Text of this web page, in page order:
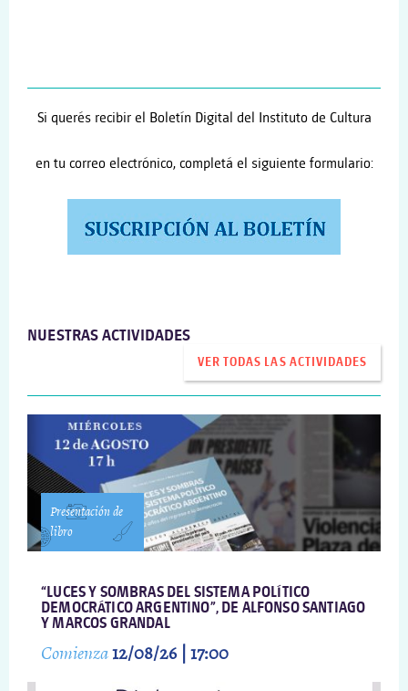
Si querés recibir el Boletín Digital del Instituto de Cultura
en tu correo electrónico, completá el siguiente formulario:
NUESTRAS ACTIVIDADES
VER TODAS LAS ACTIVIDADES
Presentación de
libro
“LUCES Y SOMBRAS DEL SISTEMA POLÍTICO
DEMOCRÁTICO ARGENTINO”, DE ALFONSO SANTIAGO
Y MARCOS GRANDAL
Comienza12/08/26 | 17:00